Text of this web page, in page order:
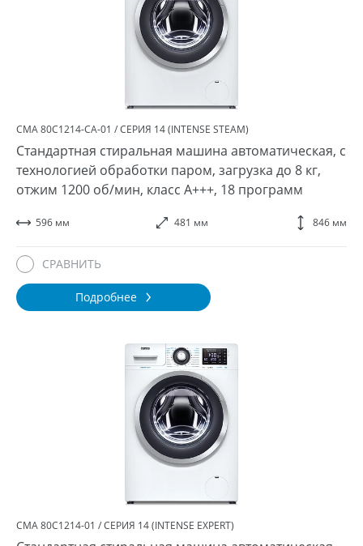
СМА 80С1214-СA-01 / СЕРИЯ 14 (INTENSE STEAM)
Стандартная стиральная машина автоматическая, с
технологией обработки паром, загрузка до 8 кг,
отжим 1200 об/мин, класс A+++, 18 программ
596 мм 481 мм 846 мм
Подробнее
СРАВНИТЬ
СМА 80С1214-01 / СЕРИЯ 14 (INTENSE EXPERT)